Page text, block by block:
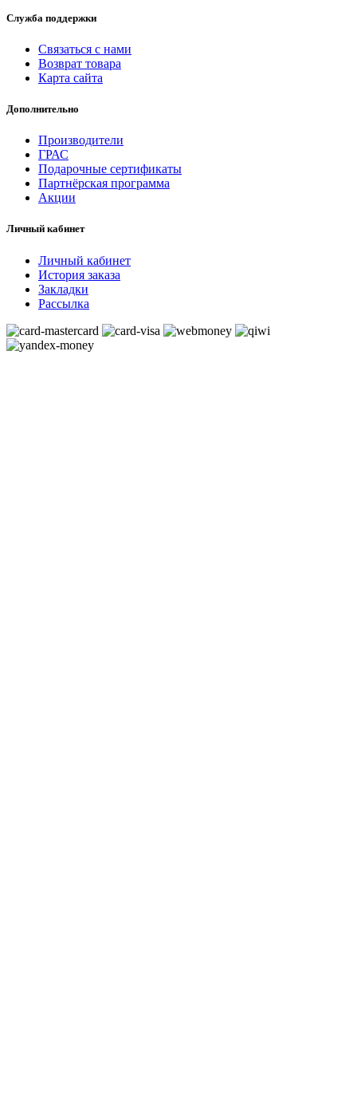
Служба поддержки
Связаться с нами
Возврат товара
Карта сайта
Дополнительно
Производители
ГРАС
Подарочные сертификаты
Партнёрская программа
Акции
Личный кабинет
Личный кабинет
История заказа
Закладки
Рассылка